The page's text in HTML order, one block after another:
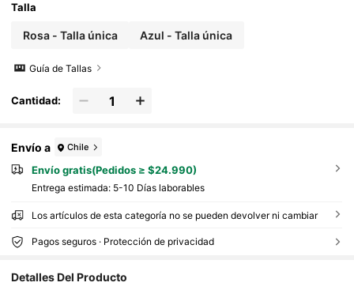
Talla
Rosa - Talla única Azul - Talla única
Guía de Tallas
Cantidad:
Envío a Chile
Envío gratis(Pedidos ≥ $24.990)
Entrega estimada: 5-10 Días laborables
Los artículos de esta categoría no se pueden devolver ni cambiar
Pagos seguros · Protección de privacidad
Detalles Del Producto
45K Seguidores